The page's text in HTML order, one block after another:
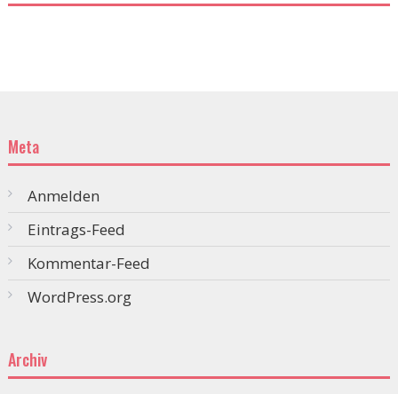
Meta
Anmelden
Eintrags-Feed
Kommentar-Feed
WordPress.org
Archiv